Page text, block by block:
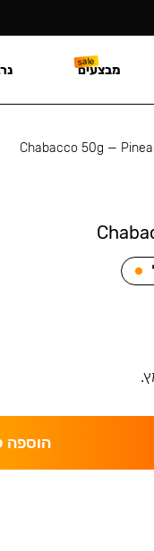
Chabacco 50g —
הוספה
מבצעים